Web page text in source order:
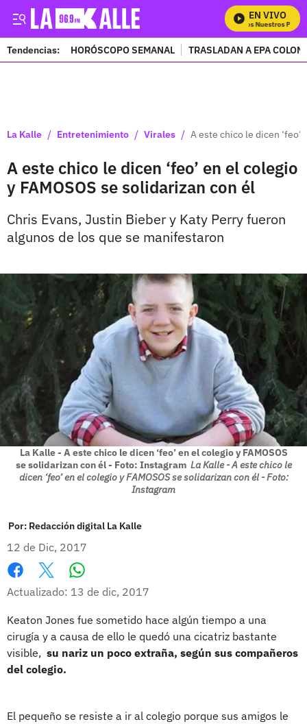
EN VIVO
Mira Todos Nuestros
Tendencias: HORÓSCOPO SEMANAL TRASLADAN A EPA
La Kalle / Entretenimiento / Virales / A este chico le dicen ‘feo’
A este chico le dicen ‘feo’ en el colegio
y FAMOSOS se solidarizan con él
Chris Evans, Justin Bieber y Katy Perry fueron
algunos de los que se manifestaron
La Kalle - A este chico le dicen ‘feo’ en el colegio y FAMOSOS
se solidarizan con él - Foto: Instagram La Kalle - A este chico le
dicen ‘feo’ en el colegio y FAMOSOS se solidarizan con él - Foto:
Instagram
Por: Redacción digital La Kalle
12 de Dic, 2017
Facebook
X
Actualizado: 13 de dic, 2017
Keaton Jones fue sometido hace algún tiempo a una
cirugía y a causa de ello le quedó una cicatriz bastante
visible, su nariz un poco extraña, según sus compañeros
del colegio.
El pequeño se resiste a ir al colegio porque sus amigos le